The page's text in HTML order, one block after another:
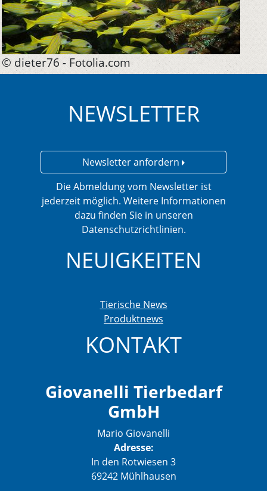
© dieter76 - Fotolia.com
NEWSLETTER
Newsletter anfordern
Die Abmeldung vom Newsletter ist
jederzeit möglich. Weitere Informationen
dazu finden Sie in unseren
Datenschutzrichtlinien.
NEUIGKEITEN
Tierische News
Produktnews
KONTAKT
Giovanelli Tierbedarf
GmbH
Mario Giovanelli
Adresse:
In den Rotwiesen 3
69242 Mühlhausen